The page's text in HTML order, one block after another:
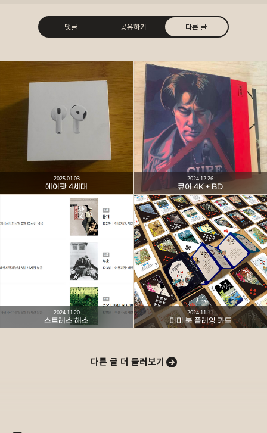
댓글 공유하기 다른 글
구독하기 카카오톡 라인 트위터
네이버 블로그
에어팟 4세대
2025.01.03
큐어 4K + BD
2024.12.26
스트레스 해소
2024.11.20
미미 북 플레잉 카드
2024.11.11
다른 글 더 둘러보기